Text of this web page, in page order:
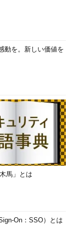
動を。新しい価値を
馬」とは
On：SSO）とは